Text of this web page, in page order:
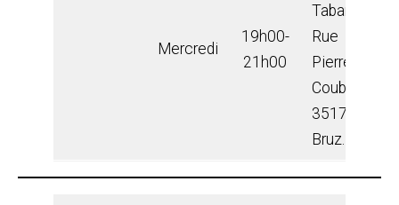
Mercredi
19h00-
21h00
Tabarly –
Rue
Pierre de
Coubertin,
35170
Bruz.